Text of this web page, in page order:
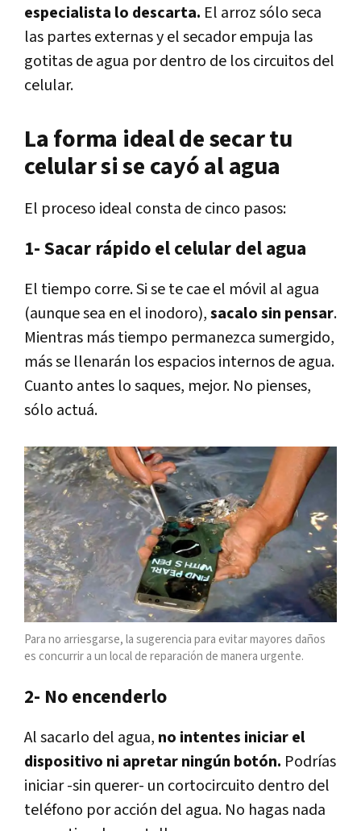
especialista lo descarta. El arroz sólo seca
las partes externas y el secador empuja las
gotitas de agua por dentro de los circuitos del
celular.
La forma ideal de secar tu
celular si se cayó al agua
El proceso ideal consta de cinco pasos:
1- Sacar rápido el celular del agua
El tiempo corre. Si se te cae el móvil al agua
(aunque sea en el inodoro),sacalo sin pensar.
Mientras más tiempo permanezca sumergido,
más se llenarán los espacios internos de agua.
Cuanto antes lo saques, mejor. No pienses,
sólo actuá.
Para no arriesgarse, la sugerencia para evitar mayores daños
es concurrir a un local de reparación de manera urgente.
2- No encenderlo
Al sacarlo del agua, no intentes iniciar el
dispositivo ni apretar ningún botón. Podrías
iniciar -sin querer- un cortocircuito dentro del
teléfono por acción del agua. No hagas nada